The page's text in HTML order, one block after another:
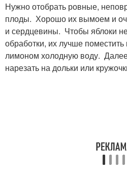
Нужно отобрать ровные,
плоды. Хорошо их вымоем и
и сердцевины. Чтобы яблоки
обработки, их лучше
лимоном холодную воду.
нарезать на дольки или